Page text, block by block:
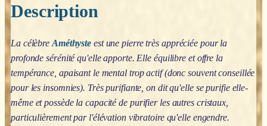
Description
La célèbre Améthyste est une pierre très appréciée pour la
profonde sérénité qu'elle apporte. Elle équilibre et offre la
tempérance, apaisant le mental trop actif (donc souvent conseillée
pour les insomnies). Très purifiante, on dit qu'elle se purifie elle-
même et possède la capacité de purifier les autres cristaux,
particulièrement par l'élévation vibratoire qu'elle engendre.